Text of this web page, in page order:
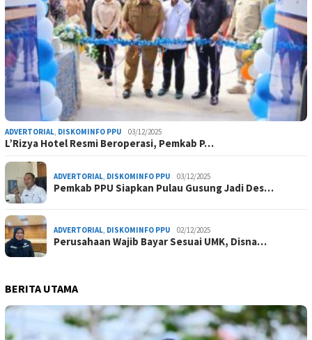
ADVERTORIAL, DISKOMINFO PPU 03/12/2025
L’Rizya Hotel Resmi Beroperasi, Pemkab P…
ADVERTORIAL, DISKOMINFO PPU 03/12/2025
Pemkab PPU Siapkan Pulau Gusung Jadi Des…
ADVERTORIAL, DISKOMINFO PPU 02/12/2025
Perusahaan Wajib Bayar Sesuai UMK, Disna…
BERITA UTAMA